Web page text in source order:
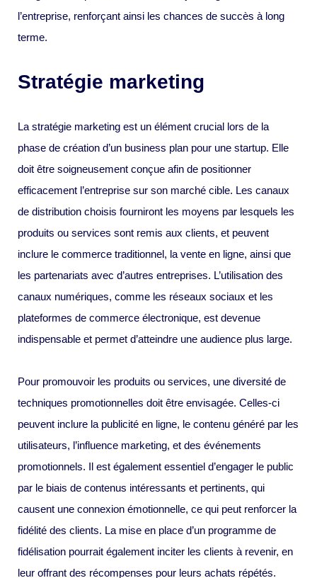
l’entreprise, renforçant ainsi les chances de succès à long
terme.
Stratégie marketing
La stratégie marketing est un élément crucial lors de la
phase de création d’un business plan pour une startup. Elle
doit être soigneusement conçue afin de positionner
efficacement l’entreprise sur son marché cible. Les canaux
de distribution choisis fourniront les moyens par lesquels les
produits ou services sont remis aux clients, et peuvent
inclure le commerce traditionnel, la vente en ligne, ainsi que
les partenariats avec d’autres entreprises. L’utilisation des
canaux numériques, comme les réseaux sociaux et les
plateformes de commerce électronique, est devenue
indispensable et permet d’atteindre une audience plus large.
Pour promouvoir les produits ou services, une diversité de
techniques promotionnelles doit être envisagée. Celles-ci
peuvent inclure la publicité en ligne, le contenu généré par les
utilisateurs, l’influence marketing, et des événements
promotionnels. Il est également essentiel d’engager le public
par le biais de contenus intéressants et pertinents, qui
causent une connexion émotionnelle, ce qui peut renforcer la
fidélité des clients. La mise en place d’un programme de
fidélisation pourrait également inciter les clients à revenir, en
leur offrant des récompenses pour leurs achats répétés.